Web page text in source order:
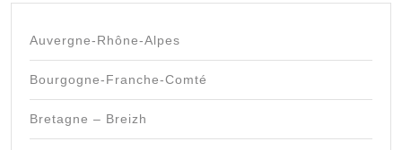
Auvergne-Rhône-Alpes
Bourgogne-Franche-Comté
Bretagne – Breizh